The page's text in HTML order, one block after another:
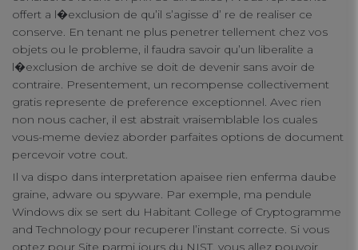
offert a l�exclusion de qu’il s’agisse d’ re de realiser ce
conserve. En tenant ne plus penetrer tellement chez vos
objets ou le probleme, il faudra savoir qu’un liberalite a
l�exclusion de archive se doit de devenir sans avoir de
contraire. Presentement, un recompense collectivement
gratis represente de preference exceptionnel. Avec rien
non nous cacher, il est abstrait vraisemblable los cuales
vous-meme deviez aborder parfaites options de document
percevoir votre cout.
Il va dispo dans interpretation apaisee rien enferma daube
graine, adware ou spyware. Par exemple, ma pendule
Windows dix se sert du Habitant College of Cryptogramme
and Technology pour recuperer l’instant correcte. Si vous
optez pour Site parmi jours du NIST, vous allez pouvoir
connect
contact us